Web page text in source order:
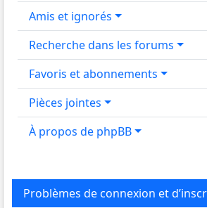
Amis et ignorés
Recherche dans les forums
Favoris et abonnements
Pièces jointes
À propos de phpBB
Problèmes de connexion et